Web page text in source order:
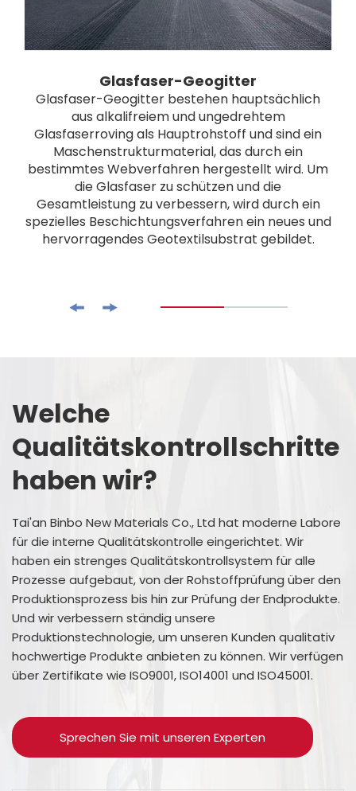
Glasfaser-Geogitter
Glasfaser-Geogitter bestehen hauptsächlich
aus alkalifreiem und ungedrehtem
Glasfaserroving als Hauptrohstoff und sind ein
Maschenstrukturmaterial, das durch ein
bestimmtes Webverfahren hergestellt wird. Um
die Glasfaser zu schützen und die
Gesamtleistung zu verbessern, wird durch ein
spezielles Beschichtungsverfahren ein neues und
hervorragendes Geotextilsubstrat gebildet.
Welche
Qualitätskontrollschritte
haben wir?
Tai'an Binbo New Materials Co., Ltd hat moderne Labore
für die interne Qualitätskontrolle eingerichtet. Wir
haben ein strenges Qualitätskontrollsystem für alle
Prozesse aufgebaut, von der Rohstoffprüfung über den
Produktionsprozess bis hin zur Prüfung der Endprodukte.
Und wir verbessern ständig unsere
Produktionstechnologie, um unseren Kunden qualitativ
hochwertige Produkte anbieten zu können. Wir verfügen
über Zertifikate wie ISO9001, ISO14001 und ISO45001.
Sprechen Sie mit unseren Experten